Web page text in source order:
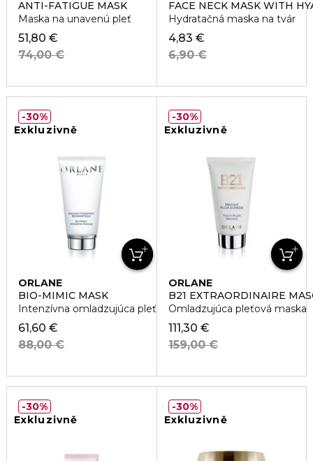
ANTI-FATIGUE MASK
Maska na unavenú pleť
51,80 €
74,00 €
FACE NECK MASK WITH
Hydratačná maska na tvár
4,83 €
6,90 €
Exkluzivně
ORLANE
BIO-MIMIC MASK
Intenzívna omladzujúca pleťová maska
61,60 €
88,00 €
30%
Exkluzivně
ORLANE
B21 EXTRAORDINAIRE
Omladzujúca pleťová maska
111,30 €
159,00 €
30%
Exkluzivně
30%
Exkluzivně
30%